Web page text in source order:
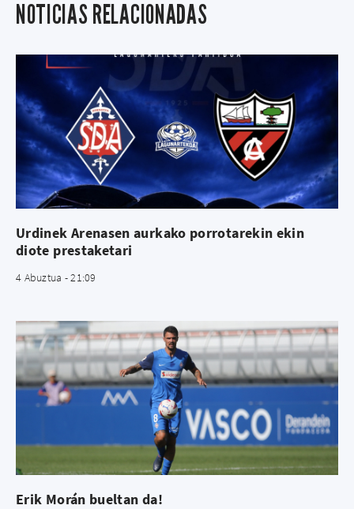
NOTICIAS RELACIONADAS
Urdinek Arenasen aurkako porrotarekin ekin
diote prestaketari
4 Abuztua - 21:09
Erik Morán bueltan da!